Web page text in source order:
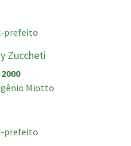
Zuccheti
Miotto